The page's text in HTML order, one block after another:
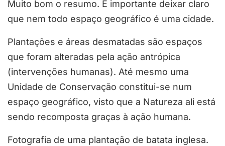
Muito bom o resumo. É importante deixar claro
que nem todo espaço geográfico é uma cidade.
Plantações e áreas desmatadas são espaços
que foram alteradas pela ação antrópica
(intervenções humanas). Até mesmo uma
Unidade de Conservação constitui-se num
espaço geográfico, visto que a Natureza ali está
sendo recomposta graças à ação humana.
Fotografia de uma plantação de batata inglesa.